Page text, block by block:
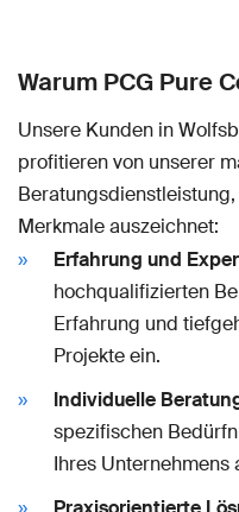
Warum PCG Pure
Unsere Kunden in
profitieren von unserer
Merkmale auszeichnet:
Erfahrung und
hochqualifizierten
Erfahrung und
Projekte ein.
Individuelle
spezifischen
Ihres Unternehmens